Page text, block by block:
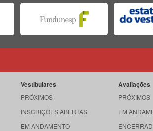
Vestibulares
PRÓXIMOS
INSCRIÇÕES ABERTAS
EM ANDAMENTO
Avaliações
PRÓXIMOS
EM